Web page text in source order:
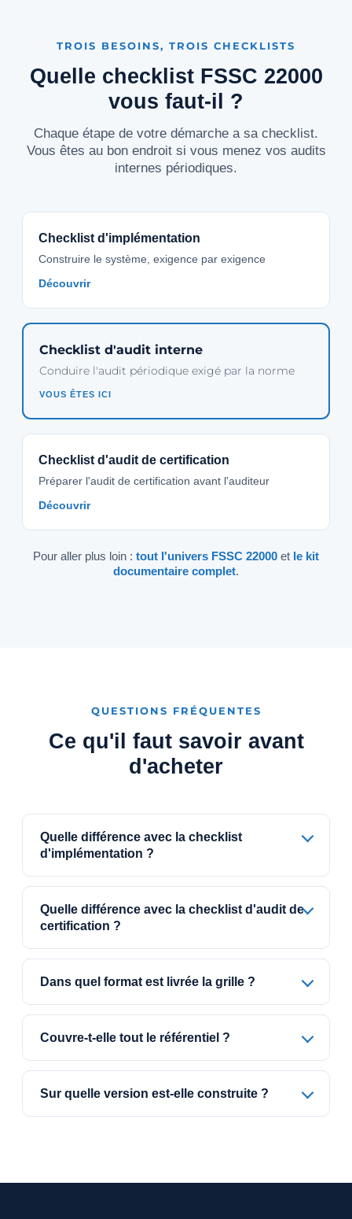
TROIS BESOINS, TROIS CHECKLISTS
Quelle checklist FSSC 22000
vous faut-il ?
Chaque étape de votre démarche a sa checklist.
Vous êtes au bon endroit si vous menez vos audits
internes périodiques.
Checklist d'implémentation
Construire le système, exigence par exigence
Découvrir
Checklist d'audit interne
Conduire l'audit périodique exigé par la norme
VOUS ÊTES ICI
Checklist d'audit de certification
Préparer l'audit de certification avant l'auditeur
Découvrir
Pour aller plus loin : tout l'univers FSSC 22000 et le kit
documentaire complet.
QUESTIONS FRÉQUENTES
Ce qu'il faut savoir avant
d'acheter
Quelle différence avec la checklist
d'implémentation ?
Quelle différence avec la checklist d'audit de
certification ?
Dans quel format est livrée la grille ?
Couvre-t-elle tout le référentiel ?
Sur quelle version est-elle construite ?